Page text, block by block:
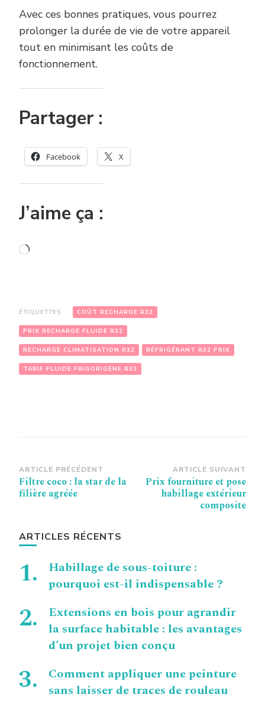
Avec ces bonnes pratiques, vous pourrez
prolonger la durée de vie de votre appareil
tout en minimisant les coûts de
fonctionnement.
Partager :
Facebook X
J’aime ça :
Chargement…
ÉTIQUETTES : COÛT RECHARGE R32
PRIX RECHARGE FLUIDE R32
RECHARGE CLIMATISATION R32 RÉFRIGÉRANT R32 PRIX
TARIF FLUIDE FRIGORIGÈNE R32
Navigation
d’article
ARTICLE PRÉCÉDENT
Filtre coco : la star de la
filière agréée
ARTICLE SUIVANT
Prix fourniture et pose
habillage extérieur
composite
ARTICLES RÉCENTS
Habillage de sous-toiture :
pourquoi est-il indispensable ?
Extensions en bois pour agrandir
la surface habitable : les avantages
d’un projet bien conçu
Comment appliquer une peinture
sans laisser de traces de rouleau